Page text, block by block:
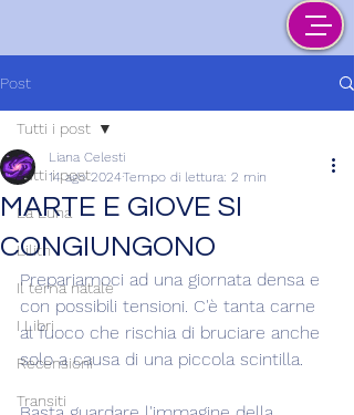
Post
Tutti i post
La Luna
Lilith
Il tema natale
I Libri
Recensioni
Transiti
Tutti i post
MARTE E GIOVE SI
CONGIUNGONO
Liana Celesti
14 ago 2024Tempo di lettura: 2 min
Prepariamoci ad una giornata densa e
con possibili tensioni. C'è tanta carne
al fuoco che rischia di bruciare anche
solo a causa di una piccola scintilla.